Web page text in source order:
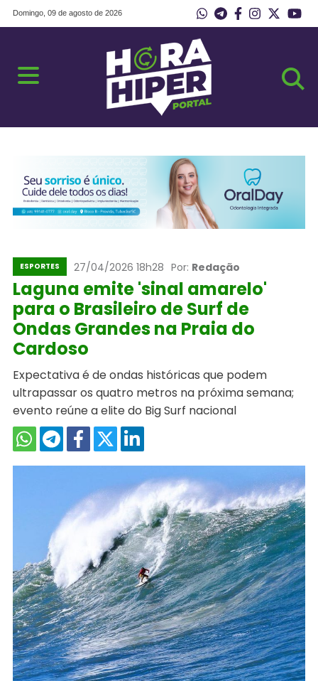
Domingo, 09 de agosto de 2026
ESPORTES 27/04/2026 18h28 Por: Redação
Laguna emite 'sinal amarelo'
para o Brasileiro de Surf de
Ondas Grandes na Praia do
Cardoso
Expectativa é de ondas históricas que podem
ultrapassar os quatro metros na próxima semana;
evento reúne a elite do Big Surf nacional